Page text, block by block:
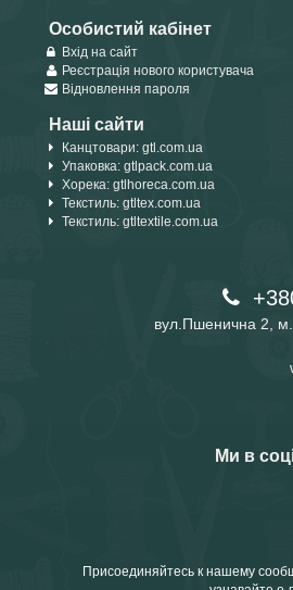
Особистий кабінет
Вхід на сайт
Реєстрація нового користувача
Відновлення пароля
Наші сайти
Канцтовари: gtl.com.ua
Упаковка: gtlpack.com.ua
Хорека: gtlhoreca.com.ua
Текстиль: gtltex.com.ua
Текстиль: gtltextile.com.ua
вул.Пшенична 2,
Ми в
Присоединяйтесь к нашему